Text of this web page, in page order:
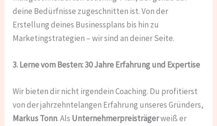
deine Bedürfnisse zugeschnitten ist. Von der
Erstellung deines Businessplans bis hin zu
Marketingstrategien – wir sind an deiner Seite.
3. Lerne vom Besten: 30 Jahre Erfahrung und Expertise
Wir bieten dir nicht irgendein Coaching. Du profitierst
von der jahrzehntelangen Erfahrung unseres Gründers,
Markus Tonn. Als Unternehmerpreisträgerweiß er